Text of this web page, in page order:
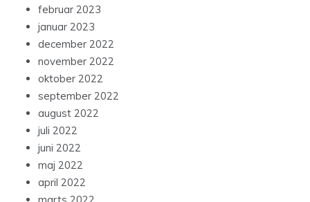
februar 2023
januar 2023
december 2022
november 2022
oktober 2022
september 2022
august 2022
juli 2022
juni 2022
maj 2022
april 2022